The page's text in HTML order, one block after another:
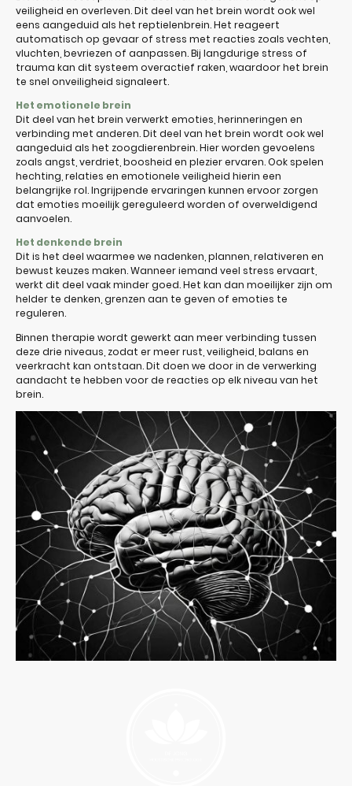
veiligheid en overleven. Dit deel van het brein wordt ook wel
eens aangeduid als het reptielenbrein. Het reageert
automatisch op gevaar of stress met reacties zoals vechten,
vluchten, bevriezen of aanpassen. Bij langdurige stress of
trauma kan dit systeem overactief raken, waardoor het brein
te snel onveiligheid signaleert.
Het emotionele brein
Dit deel van het brein verwerkt emoties, herinneringen en
verbinding met anderen. Dit deel van het brein wordt ook wel
aangeduid als het zoogdierenbrein. Hier worden gevoelens
zoals angst, verdriet, boosheid en plezier ervaren. Ook spelen
hechting, relaties en emotionele veiligheid hierin een
belangrijke rol. Ingrijpende ervaringen kunnen ervoor zorgen
dat emoties moeilijk gereguleerd worden of overweldigend
aanvoelen.
Het denkende brein
Dit is het deel waarmee we nadenken, plannen, relativeren en
bewust keuzes maken. Wanneer iemand veel stress ervaart,
werkt dit deel vaak minder goed. Het kan dan moeilijker zijn om
helder te denken, grenzen aan te geven of emoties te
reguleren.
Binnen therapie wordt gewerkt aan meer verbinding tussen
deze drie niveaus, zodat er meer rust, veiligheid, balans en
veerkracht kan ontstaan. Dit doen we door in de verwerking
aandacht te hebben voor de reacties op elk niveau van het
brein.